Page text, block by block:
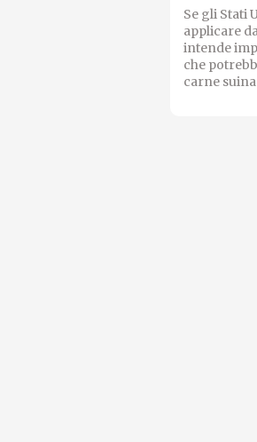
Se gli Stati
applicare
intende
che
carne